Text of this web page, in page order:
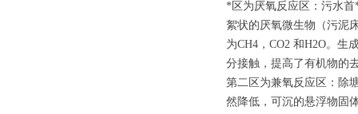
*区为厌氧反应区：污水
絮状的厌氧微生物（污泥
为CH4，CO2 和H2O。生
分接触，提高了有机物的
第二区为兼氧反应区：除
然降低，可沉的悬浮物固